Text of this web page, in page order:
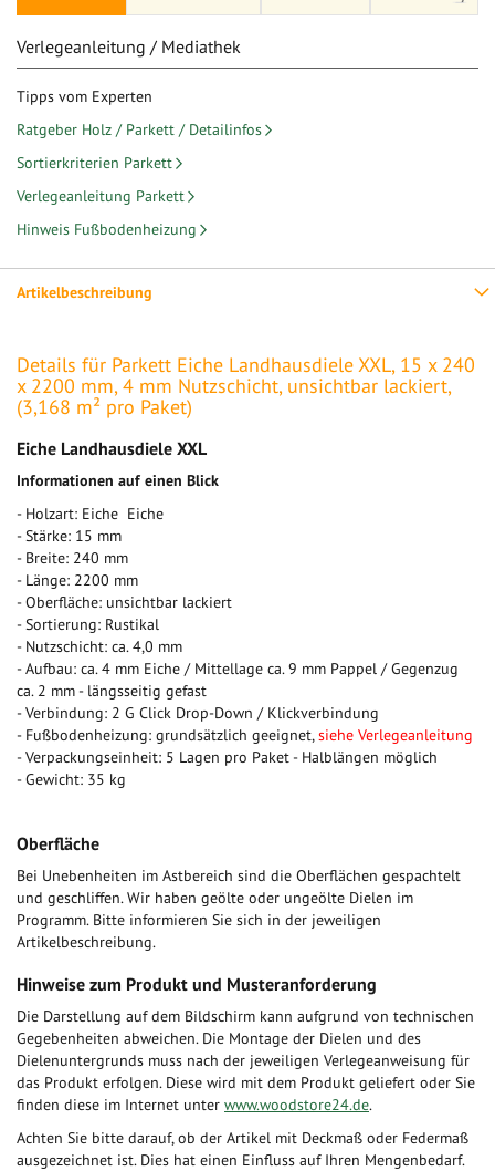
Artikelbeschreibung
Details für Parkett Eiche Landhausdiele XXL, 15 x 240
x 2200 mm, 4 mm Nutzschicht, unsichtbar lackiert,
(3,168 m² pro Paket)
Eiche Landhausdiele XXL
Informationen auf einen Blick
- Holzart: Eiche Eiche
- Stärke: 15 mm
- Breite: 240 mm
- Länge: 2200 mm
- Oberfläche: unsichtbar lackiert
- Sortierung: Rustikal
- Nutzschicht: ca. 4,0 mm
- Aufbau: ca. 4 mm Eiche / Mittellage ca. 9 mm Pappel / Gegenzug
ca. 2 mm - längsseitig gefast
- Verbindung: 2 G Click Drop-Down / Klickverbindung
- Fußbodenheizung: grundsätzlich geeignet,siehe Verlegeanleitung
- Verpackungseinheit: 5 Lagen pro Paket - Halblängen möglich
- Gewicht: 35 kg
Oberfläche
Bei Unebenheiten im Astbereich sind die Oberflächen gespachtelt
und geschliffen. Wir haben geölte oder ungeölte Dielen im
Programm. Bitte informieren Sie sich in der jeweiligen
Artikelbeschreibung.
Hinweise zum Produkt und Musteranforderung
Die Darstellung auf dem Bildschirm kann aufgrund von technischen
Gegebenheiten abweichen. Die Montage der Dielen und des
Dielenuntergrunds muss nach der jeweiligen Verlegeanweisung für
das Produkt erfolgen. Diese wird mit dem Produkt geliefert oder Sie
finden diese im Internet unter www.woodstore24.de.
Achten Sie bitte darauf, ob der Artikel mit Deckmaß oder Federmaß
ausgezeichnet ist. Dies hat einen Einfluss auf Ihren Mengenbedarf.
Verlegeanleitung / Mediathek
Tipps vom Experten
Ratgeber Holz / Parkett / Detailinfos
Sortierkriterien Parkett
Verlegeanleitung Parkett
Hinweis Fußbodenheizung